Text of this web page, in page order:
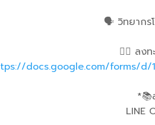
🗣 วิทยากรโ
👇🏼 ลง
docs.google.com/forms/d/
*📚
LINE